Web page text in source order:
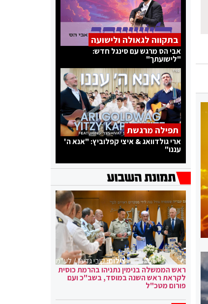
בתקווה לגאולה ולישועה
אבי הס מרגש עם סינגל חדש:
"לישועתך"
תפילה מרגשת
ארי גולדוואג & איצי קפלוביץ: "אנא ה'
עננו"
צילום:קובי גדעון / לע"מ
ראש הממשלה בנימין נתניהו בהרמת כוסית
לקראת ראש השנה במוסד, בשב"כ ועם
פורום מטכ"ל